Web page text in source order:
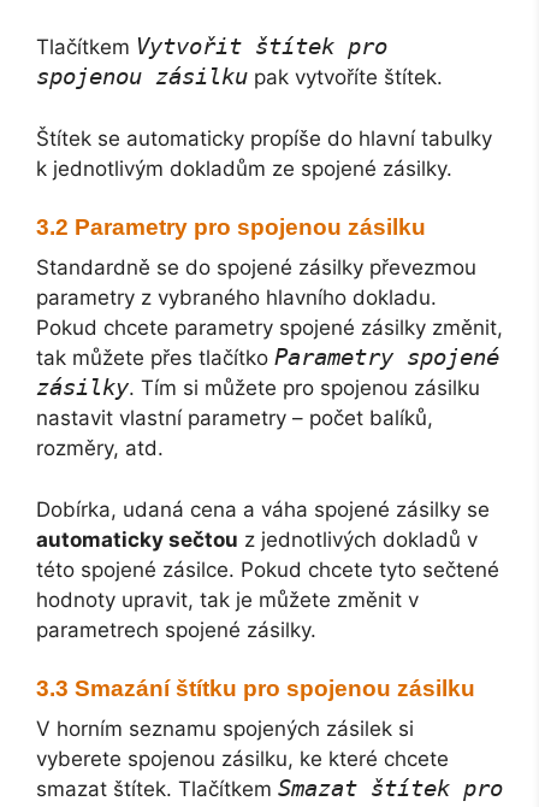
Tlačítkem Vytvořit štítek pro
spojenou zásilku pak vytvoříte štítek.
Štítek se automaticky propíše do hlavní tabulky
k jednotlivým dokladům ze spojené zásilky.
Parametry pro spojenou zásilku
Standardně se do spojené zásilky převezmou
parametry z vybraného hlavního dokladu.
Pokud chcete parametry spojené zásilky změnit,
tak můžete přes tlačítko Parametry spojené
zásilky. Tím si můžete pro spojenou zásilku
nastavit vlastní parametry – počet balíků,
rozměry, atd.
Dobírka, udaná cena a váha spojené zásilky se
automaticky sečtou z jednotlivých dokladů v
této spojené zásilce. Pokud chcete tyto sečtené
hodnoty upravit, tak je můžete změnit v
parametrech spojené zásilky.
Smazání štítku pro spojenou zásilku
V horním seznamu spojených zásilek si
vyberete spojenou zásilku, ke které chcete
smazat štítek. Tlačítkem Smazat štítek pro